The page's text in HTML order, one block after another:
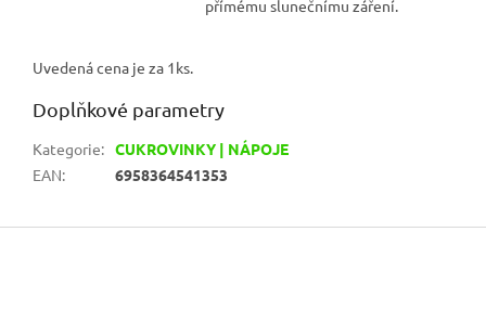
přímému slunečnímu záření.
Uvedená cena je za 1ks.
Doplňkové parametry
Kategorie: CUKROVINKY | NÁPOJE
EAN: 6958364541353
Z